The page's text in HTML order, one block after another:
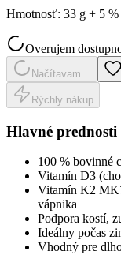
Hmotnosť: 33 g + 5 %
Overujem
Načítavam…
Rýchly nákup
Hlavné prednosti
100 % bovinné
Vitamín D3
Vitamín K2
vápnika
Podpora kostí,
Ideálny počas
Vhodný pre